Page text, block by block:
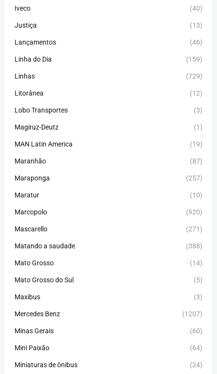
Iveco (40)
Justiça (13)
Lançamentos (46)
Linha do Dia (159)
Linhas (729)
Litorânea (12)
Lobo Transportes (3)
Magiruz-Deutz (1)
MAN Latin America (19)
Maranhão (87)
Maraponga (257)
Maratur (10)
Marcopolo (920)
Mascarello (271)
Matando a saudade (388)
Mato Grosso (14)
Mato Grosso do Sul (5)
Maxibus (3)
Mercedes Benz (1207)
Minas Gerais (60)
Mini Paixão (64)
Miniaturas de ônibus (24)